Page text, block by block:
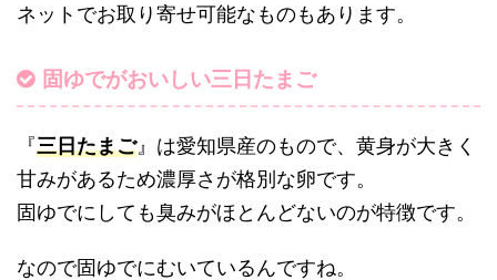
ネットでお取り寄せ可能なものもあります。
固ゆでがおいしい三日たまご
『三日たまご』は愛知県産のもので、黄身が大きく
甘みがあるため濃厚さが格別な卵です。
固ゆでにしても臭みがほとんどないのが特徴です。
なので固ゆでにむいているんですね。